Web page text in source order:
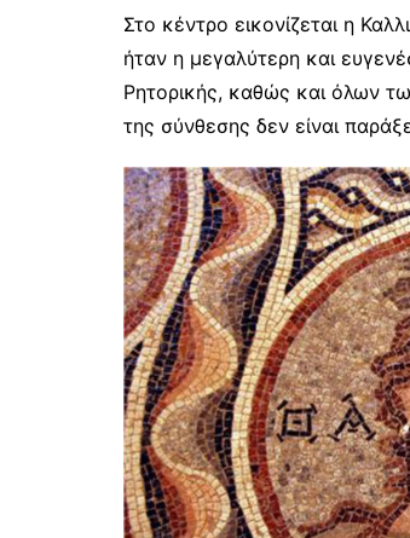
Στο κέντρο εικονίζεται η
ήταν η μεγαλύτερη και
Ρητορικής, καθώς και όλων
της σύνθεσης δεν είναι